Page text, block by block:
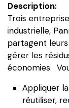
de
cas
Description:
Trois
industrielle,
partagent
gérer les
économies.
Appliquer
réutiliser,